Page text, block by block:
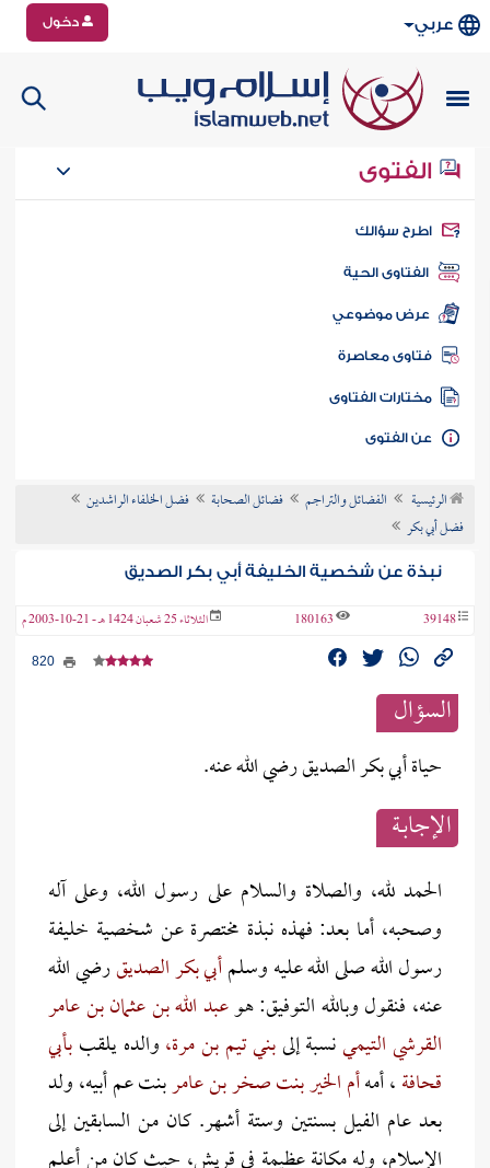
عربي دخول
الفتوى
سؤالك
الفتاوى الحية
عرض موضوعي
فتاوى معاصرة
مختارات الفتاوى
الفتوى
الرئيسية الفضائل والتراجم فضائل الصحابة
فضل الخلفاء الراشدين
فضل أبي بكر
نبذة عن شخصية الخليفة أبي بكر الصديق
39148
180163 الثلاثاء 25 شعبان 1424 هـ - 21-10-2003 م
السؤال
حياة أبي بكر الصديق رضي الله عنه.
الإجابــة
الحمد لله، والصلاة والسلام على رسول الله، وعلى آله
وصحبه، أما بعد: فهذه نبذة مختصرة عن شخصية خليفة
رسول الله صلى الله عليه وسلمأبي بكر الصديقرضي الله
عنه، فنقول وبالله التوفيق: هوعبد الله بن عثمان بن عامر
القرشي التيمينسبة إلىبني تيم بن مرة،والده يلقببأبي
قحافة، أمهأم الخير بنت صخر بن عامربنت عم أبيه، ولد
بعد عام الفيل بسنتين وستة أشهر. كان من السابقين إلى